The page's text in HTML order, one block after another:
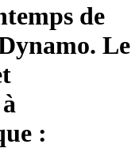
de
Le
: